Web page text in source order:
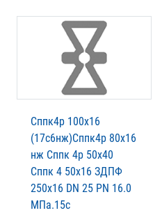
Сппк4р 100х16
(17с6нж)Сппк4р 80х16
нж Сппк 4р 50х40
Сппк 4 50х16 ЗДПФ
250х16 DN 25 PN 16.0
МПа.15с